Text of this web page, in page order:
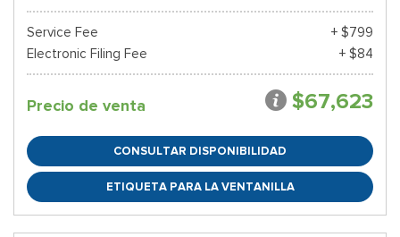
Service Fee
+ $799
Electronic Filing Fee
+ $84
Precio de venta $67,623
CONSULTAR DISPONIBILIDAD
ETIQUETA PARA LA VENTANILLA